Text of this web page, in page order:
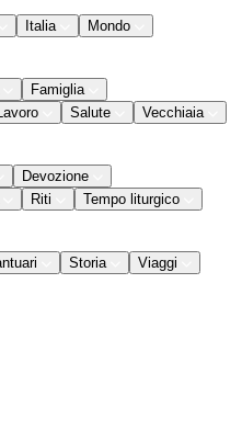
Italia
Mondo
Famiglia
Salute
Vecchiaia
Devozione
Riti
Tempo liturgico
Storia Viaggi